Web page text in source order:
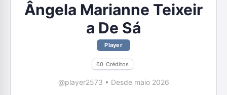
Ângela Marianne Teixeir
a De Sá
Player
60 Créditos
@player2573 • Desde maio 2026